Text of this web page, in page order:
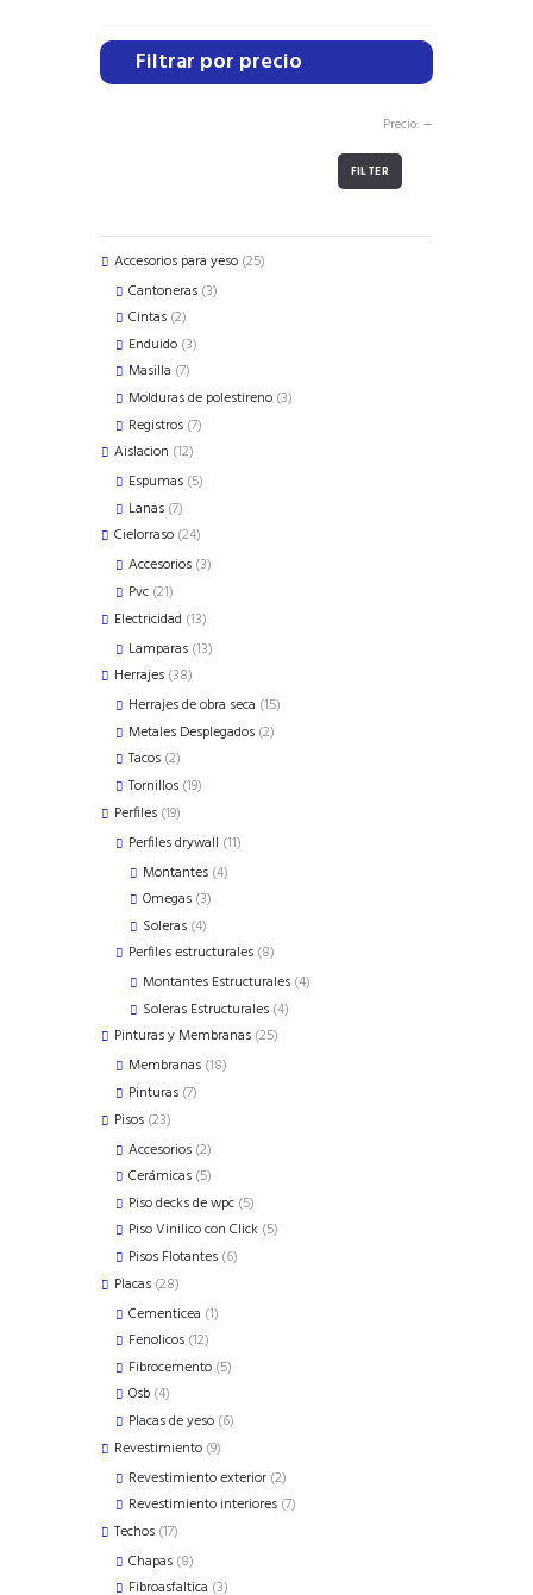
Filtrar por precio
FILTER
Precio:—
Accesorios para yeso 2525
Cantoneras 33
Cintas 22
products
Enduido 33
Masilla 77
products
Molduras de polestireno 33
Registros 77
Aislacion 1212
products
Espumas 55
Lanas 77
products
Cielorraso 2424
products
Accesorios 33
Pvc 2121
products
Electricidad 1313
products
Lamparas 1313
Herrajes 3838
products
Herrajes de obra seca 1515
Metales Desplegados 22
Tacos 22
products
Tornillos 1919
Perfiles 1919
products
Perfiles drywall 1111
Montantes 44
Omegas 33
Soleras 44
products
Perfiles estructurales 88
products
Montantes Estructurales 44
Soleras Estructurales 44
Pinturas y Membranas 2525
Membranas 1818
Pinturas 77
Pisos 2323
products
Accesorios 22
products
Cerámicas 55
products
Piso decks de wpc 55
products
Piso Vinilico con Click 55
Pisos Flotantes 66
Placas 2828
products
Cementicea 11
Fenolicos 1212
products
Fibrocemento 55
Osb 44
products
Placas de yeso 66
Revestimiento 99
products
Revestimiento exterior 22
products
Revestimiento interiores 77
Techos 1717
products
Chapas 88
products
Fibroasfaltica 33